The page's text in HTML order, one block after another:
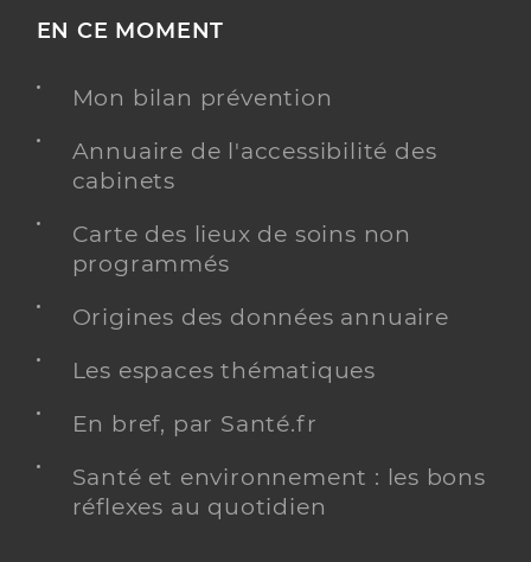
EN CE MOMENT
Mon bilan prévention
Annuaire de l'accessibilité des
cabinets
Carte des lieux de soins non
programmés
Origines des données annuaire
Les espaces thématiques
En bref, par Santé.fr
Santé et environnement : les bons
réflexes au quotidien